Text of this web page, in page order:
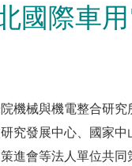
國際車
機械與機電整合研
究發展中心、國家
進會等法人單位共